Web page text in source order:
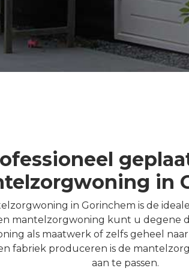
in
in Gorinchem is de
mantelzorgwoning kunt u degene
als maatwerk of zelfs geheel
fabriek produceren is de
aan te passen.